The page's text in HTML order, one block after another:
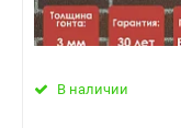
В наличии